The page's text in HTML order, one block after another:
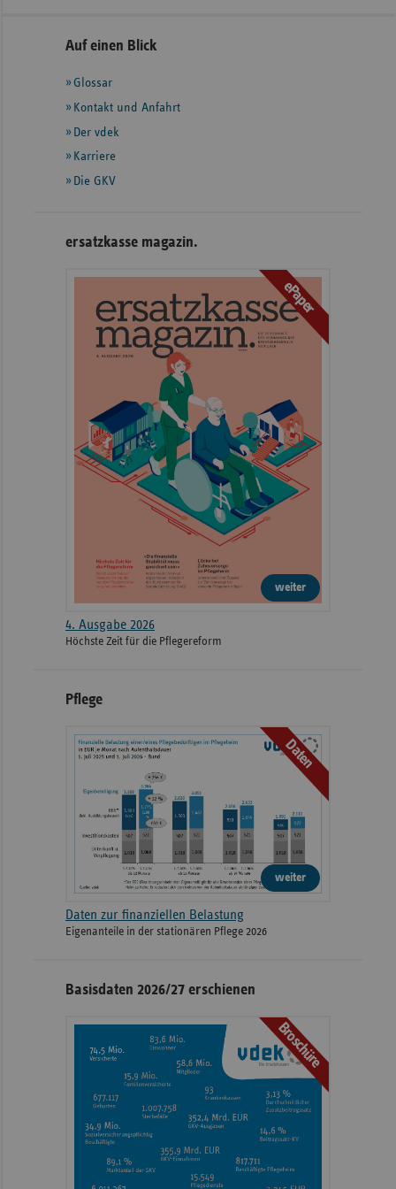
Seitennavigation
Seitenleiste
weiteren
Informationen
Auf einen Blick
Glossar
Kontakt und Anfahrt
Der vdek
Karriere
Die GKV
ersatzkasse magazin.
ePaper
weiter
4. Ausgabe 2026
Höchste Zeit für die Pflegereform
Pflege
Daten
weiter
Daten zur finanziellen Belastung
Eigenanteile in der stationären Pflege 2026
Basisdaten 2026/27 erschienen
Broschüre